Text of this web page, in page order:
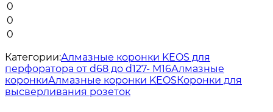
0
0
0
Категории:Алмазные коронки KEOS для
перфоратора от d68 до d127- М16Алмазные
коронкиАлмазные коронки KEOS Коронки для
высверливания розеток